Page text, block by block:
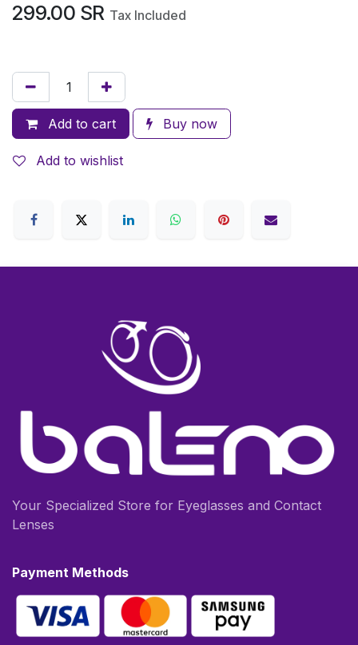
299.00 SR Tax Included
Add to cart Buy now
Add to wishlist
Your Specialized Store for Eyeglasses and Contact
Lenses
Payment Methods